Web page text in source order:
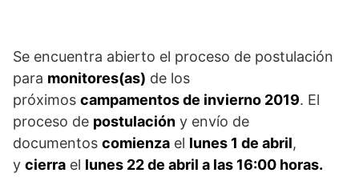
Se encuentra abierto el proceso de postulación
para monitores(as) de los
próximos campamentos de invierno 2019. El
proceso de postulación y envío de
documentos comienza el lunes 1 de abril,
y cierra el lunes 22 de abril a las 16:00 horas.